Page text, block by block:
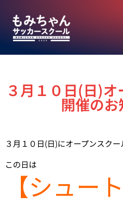
３月１０日(日)
開催のお
３月１０日(日)にオープンスクー
この日は
【シュート